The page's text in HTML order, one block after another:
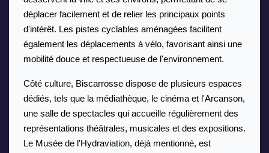
déplacer facilement et de relier les principaux points
d'intérêt. Les pistes cyclables aménagées facilitent
également les déplacements à vélo, favorisant ainsi une
mobilité douce et respectueuse de l'environnement.
Côté culture, Biscarrosse dispose de plusieurs espaces
dédiés, tels que la médiathèque, le cinéma et l'Arcanson,
une salle de spectacles qui accueille régulièrement des
représentations théâtrales, musicales et des expositions.
Le Musée de l'Hydraviation, déjà mentionné, est